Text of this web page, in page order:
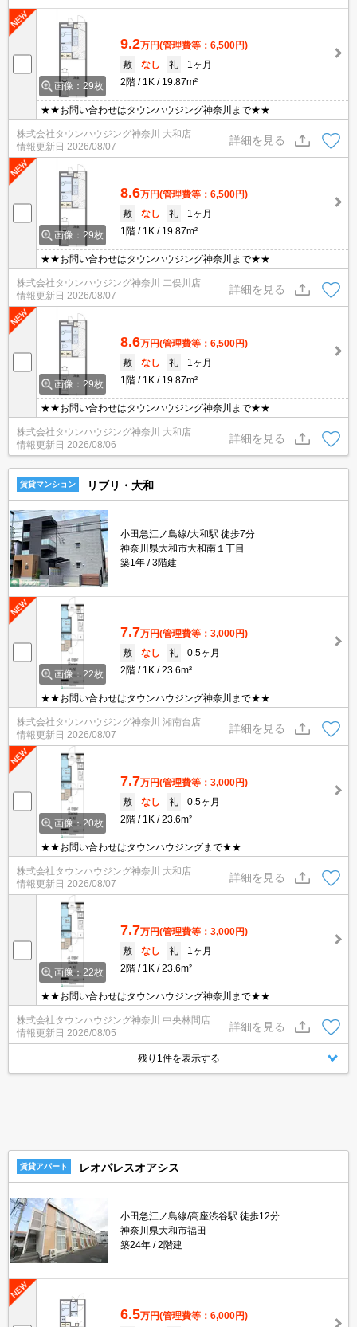
画像：29枚
9.2万円(管理費等：6,500円)
敷
なし 礼
1ヶ月
2階
1K 19.87m²
★★お問い合わせはタウンハウジング神奈川まで★★
株式会社タウンハウジング神奈川 大和店
情報更新日 2026/08/07
詳細を見る
画像：29枚
8.6万円(管理費等：6,500円)
敷
なし 礼
1ヶ月
1階
1K 19.87m²
★★お問い合わせはタウンハウジング神奈川まで★★
株式会社タウンハウジング神奈川 二俣川店
情報更新日 2026/08/07
詳細を見る
画像：29枚
8.6万円(管理費等：6,500円)
敷
なし 礼
1ヶ月
1階
1K 19.87m²
★★お問い合わせはタウンハウジング神奈川まで★★
株式会社タウンハウジング神奈川 大和店
情報更新日 2026/08/06
詳細を見る
賃貸マンション リブリ・大和
小田急江ノ島線/大和駅 徒歩7分
神奈川県大和市大和南１丁目
築1年
3階建
画像：22枚
7.7万円(管理費等：3,000円)
敷
なし 礼
0.5ヶ月
2階
1K 23.6m²
★★お問い合わせはタウンハウジング神奈川まで★★
株式会社タウンハウジング神奈川 湘南台店
情報更新日 2026/08/07
詳細を見る
画像：20枚
7.7万円(管理費等：3,000円)
敷
なし 礼
0.5ヶ月
2階
1K 23.6m²
★★お問い合わせはタウンハウジングまで★★
株式会社タウンハウジング神奈川 大和店
情報更新日 2026/08/07
詳細を見る
画像：22枚
7.7万円(管理費等：3,000円)
敷
なし 礼
1ヶ月
2階
1K 23.6m²
★★お問い合わせはタウンハウジング神奈川まで★★
株式会社タウンハウジング神奈川 中央林間店
情報更新日 2026/08/05
詳細を見る
残り1件を表示する
賃貸アパート レオパレスオアシス
小田急江ノ島線/高座渋谷駅 徒歩12分
神奈川県大和市福田
築24年
2階建
6.5万円(管理費等：6,000円)